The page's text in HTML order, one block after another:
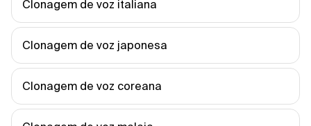
Clonagem de voz italiana
Clonagem de voz japonesa
Clonagem de voz coreana